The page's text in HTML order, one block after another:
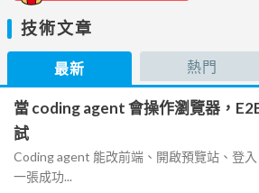
技術文章
最新 熱門
當 coding agent 會操作瀏覽器，
試
Coding agent 能改前端、開啟預覽站、登
一張成功...